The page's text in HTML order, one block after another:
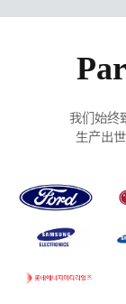
我们始终
生产出